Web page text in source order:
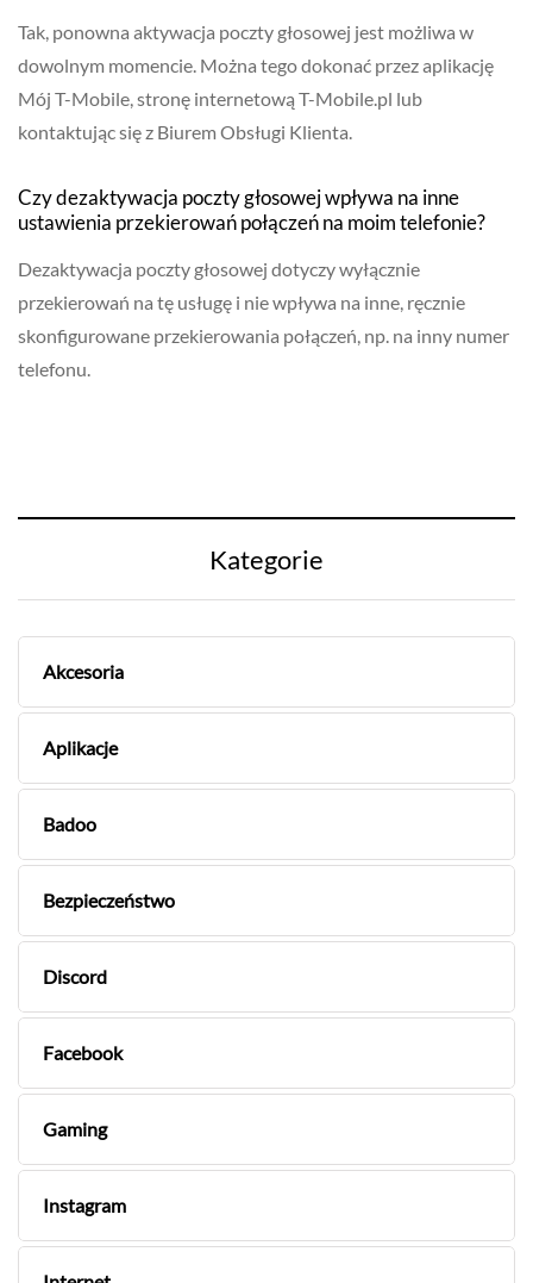
Tak, ponowna aktywacja poczty głosowej jest możliwa w
dowolnym momencie. Można tego dokonać przez aplikację
Mój T-Mobile, stronę internetową T-Mobile.pl lub
kontaktując się z Biurem Obsługi Klienta.
Czy dezaktywacja poczty głosowej wpływa na inne
ustawienia przekierowań połączeń na moim telefonie?
Dezaktywacja poczty głosowej dotyczy wyłącznie
przekierowań na tę usługę i nie wpływa na inne, ręcznie
skonfigurowane przekierowania połączeń, np. na inny numer
telefonu.
Kategorie
Akcesoria
Aplikacje
Badoo
Bezpieczeństwo
Discord
Facebook
Gaming
Instagram